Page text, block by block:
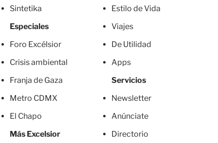
Sintetika
Especiales
Foro Excélsior
Crisis ambiental
Franja de Gaza
Metro CDMX
El Chapo
Más Excelsior
Estilo de Vida
Viajes
De Utilidad
Apps
Servicios
Newsletter
Anúnciate
Directorio